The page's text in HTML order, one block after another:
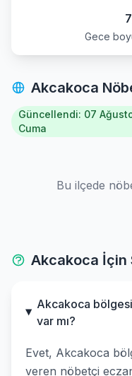
Gece
Akcakoca
Güncellendi: 07
Cuma
Bu ilçede
Akcakoca İçin
Akcakoca
var mı?
Evet, Akcakoca
veren nöbetçi